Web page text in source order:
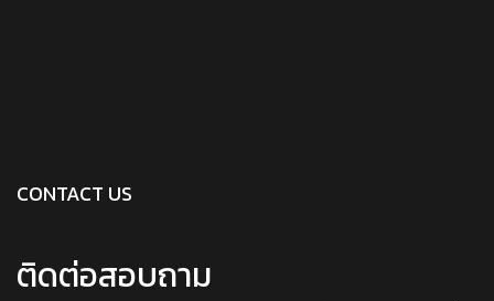
CONTACT US
ติดต่อสอบถาม